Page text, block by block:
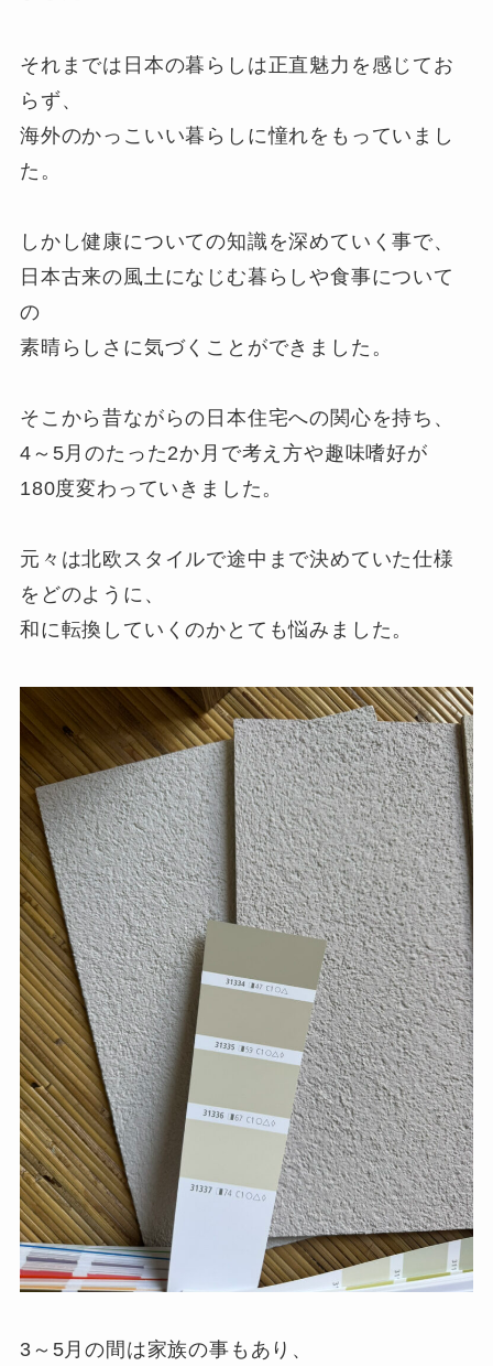
それまでは日本の暮らしは正直魅力を感じてお
らず、
海外のかっこいい暮らしに憧れをもっていまし
た。
しかし健康についての知識を深めていく事で、
日本古来の風土になじむ暮らしや食事について
の
素晴らしさに気づくことができました。
そこから昔ながらの日本住宅への関心を持ち、
4～5月のたった2か月で考え方や趣味嗜好が
180度変わっていきました。
元々は北欧スタイルで途中まで決めていた仕様
をどのように、
和に転換していくのかとても悩みました。
3～5月の間は家族の事もあり、